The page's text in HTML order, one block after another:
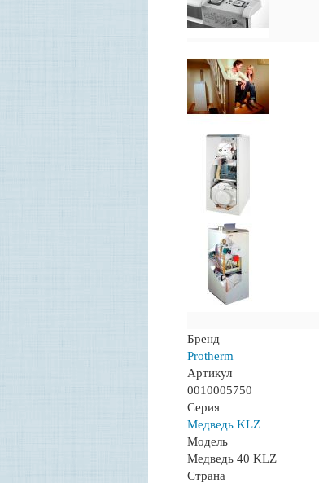
Бренд
Protherm
Артикул
0010005750
Серия
Медведь KLZ
Модель
Медведь 40 KLZ
Страна